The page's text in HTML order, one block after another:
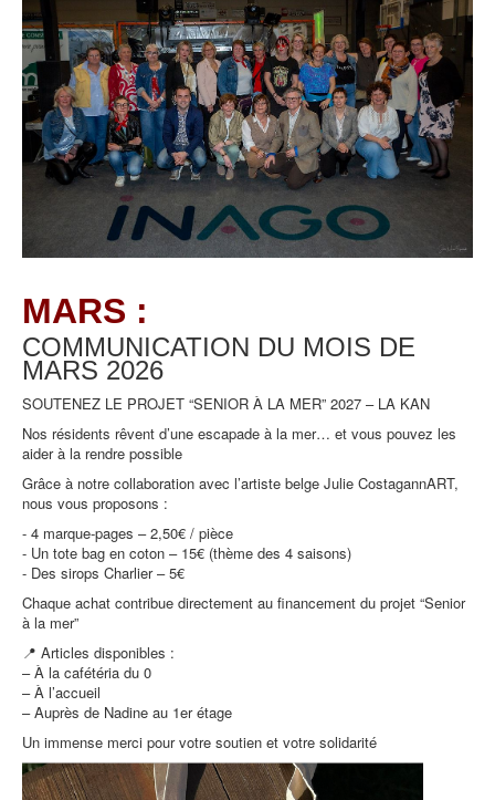
MARS :
COMMUNICATION DU MOIS DE
MARS 2026
SOUTENEZ LE PROJET “SENIOR À LA MER” 2027 – LA KAN
Nos résidents rêvent d’une escapade à la mer… et vous pouvez les
aider à la rendre possible
Grâce à notre collaboration avec l’artiste belge Julie CostagannART,
nous vous proposons :
- 4 marque-pages – 2,50€ / pièce
- Un tote bag en coton – 15€ (thème des 4 saisons)
- Des sirops Charlier – 5€
Chaque achat contribue directement au financement du projet “Senior
à la mer”
📍 Articles disponibles :
– À la cafétéria du 0
– À l’accueil
– Auprès de Nadine au 1er étage
Un immense merci pour votre soutien et votre solidarité